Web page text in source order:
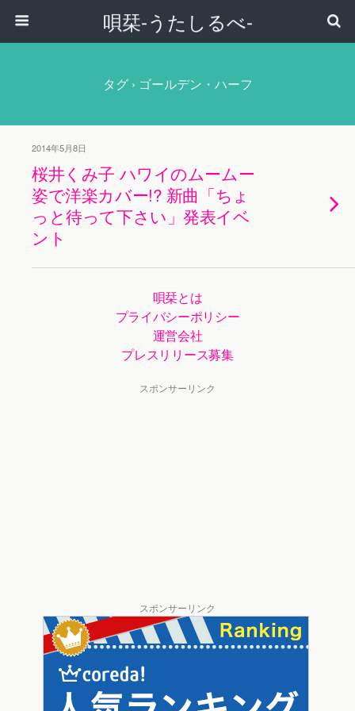
唄栞-うたしるべ-
タグ › ゴールデン・ハーフ
2014年5月8日
桜井くみ子 ハワイのムームー
姿で洋楽カバー!? 新曲「ちょ
っと待って下さい」発表イベ
ント
唄栞とは
プライバシーポリシー
運営会社
プレスリリース募集
スポンサーリンク
スポンサーリンク